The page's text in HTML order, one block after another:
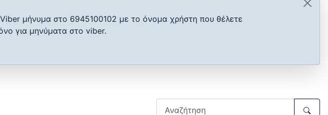
μήνυμα στο 6945100102 με το όνομα χρήστη που θέλετε
για μηνύματα στο viber.